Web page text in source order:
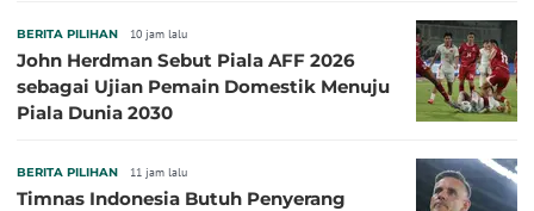
BERITA PILIHAN 10 jam lalu
John Herdman Sebut Piala AFF 2026
sebagai Ujian Pemain Domestik Menuju
Piala Dunia 2030
BERITA PILIHAN 11 jam lalu
Timnas Indonesia Butuh Penyerang